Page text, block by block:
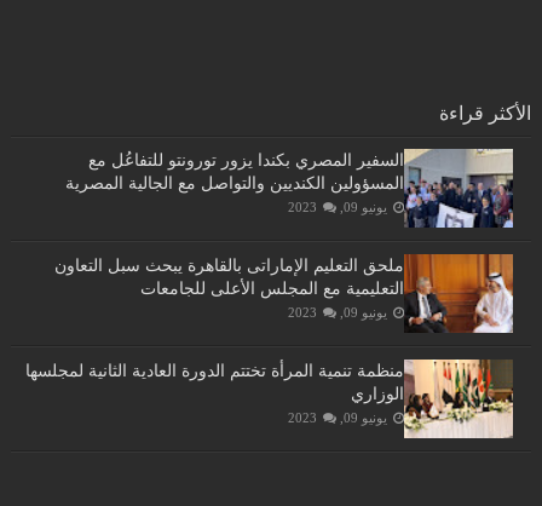
الأكثر قراءة
السفير المصري بكندا يزور تورونتو للتفاعُل مع
المسؤولين الكنديين والتواصل مع الجالية المصرية
يونيو 09, 2023
ملحق التعليم الإماراتى بالقاهرة يبحث سبل التعاون
التعليمية مع المجلس الأعلى للجامعات
يونيو 09, 2023
منظمة تنمية المرأة تختتم الدورة العادية الثانية لمجلسها
الوزاري
يونيو 09, 2023